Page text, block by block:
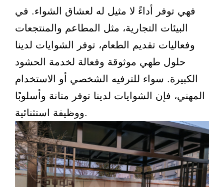
فهي توفر أداءً لا مثيل له لعشاق الشواء. في
البيئات التجارية، مثل المطاعم والمنتجعات
وفعاليات تقديم الطعام، توفر الشوايات لدينا
حلول طهي موثوقة وفعالة لخدمة الحشود
الكبيرة. سواء للترفيه الشخصي أو الاستخدام
المهني، فإن الشوايات لدينا توفر متانة وأسلوبًا
ووظيفة استثنائية.